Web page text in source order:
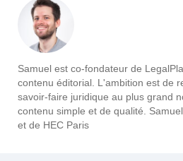
Samuel est co-fondateur de
contenu éditorial. L'ambition est de
savoir-faire juridique au plus grand
contenu simple et de qualité.
et de HEC Paris